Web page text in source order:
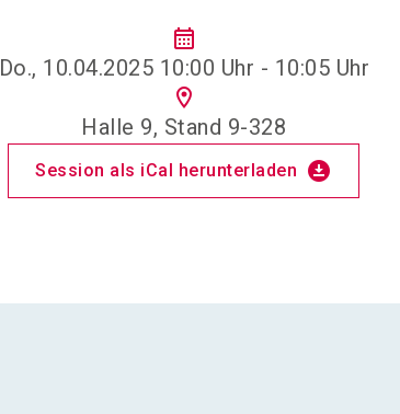
calendar_month
Do., 10.04.2025 10:00 Uhr - 10:05 Uhr
location_on
Halle 9, Stand 9-328
Session als iCal herunterladen download_for_offline